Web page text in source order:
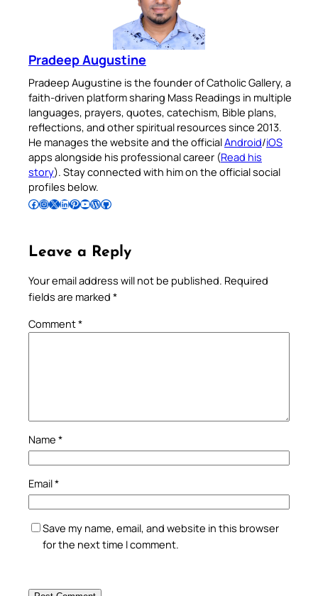
Pradeep Augustine
Pradeep Augustine is the founder of Catholic Gallery, a
faith-driven platform sharing Mass Readings in multiple
languages, prayers, quotes, catechism, Bible plans,
reflections, and other spiritual resources since 2013.
He manages the website and the officialAndroid/iOS
apps alongside his professional career (Read his
story). Stay connected with him on the official social
profiles below.
Follow Pradeep on Facebook Follow Pradeep on InstagramFollow Pradeep on X Follow Pradeep on LinkedIn Follow Pradeep on Pinterest Subscribe to Pradeep’s Youtube Channel Follow Pradeep on WordPress Follow Pradeep on GitHub
Leave a Reply
Your email address will not be published. Required
fields are marked *
Comment*
Name *
Email*
Save my name, email, and website in this browser
for the next time I comment.